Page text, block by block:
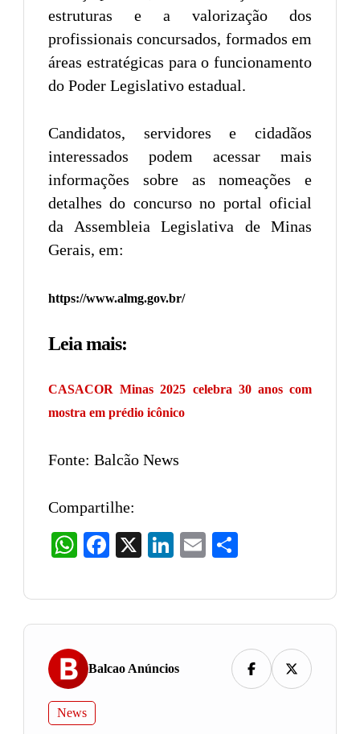
estruturas e a valorização dos
profissionais concursados, formados em
áreas estratégicas para o funcionamento
do Poder Legislativo estadual.
Candidatos, servidores e cidadãos
interessados podem acessar mais
informações sobre as nomeações e
detalhes do concurso no portal oficial
da Assembleia Legislativa de Minas
Gerais, em:
https://www.almg.gov.br/
Leia mais:
CASACOR Minas 2025 celebra 30 anos com
mostra em prédio icônico
Fonte: Balcão News
Compartilhe:
WhatsAppFacebook LinkedIn
Email
Balcao Anúncios
News